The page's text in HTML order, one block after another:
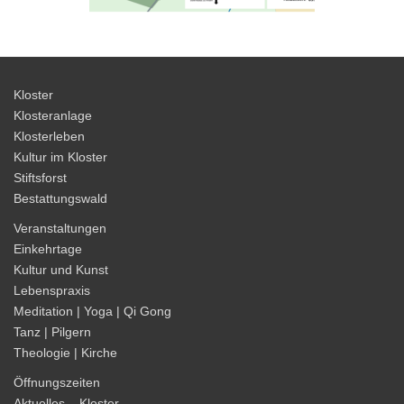
Kloster
Klosteranlage
Klosterleben
Kultur im Kloster
Stiftsforst
Bestattungswald
Veranstaltungen
Einkehrtage
Kultur und Kunst
Lebenspraxis
Meditation | Yoga | Qi Gong
Tanz | Pilgern
Theologie | Kirche
Öffnungszeiten